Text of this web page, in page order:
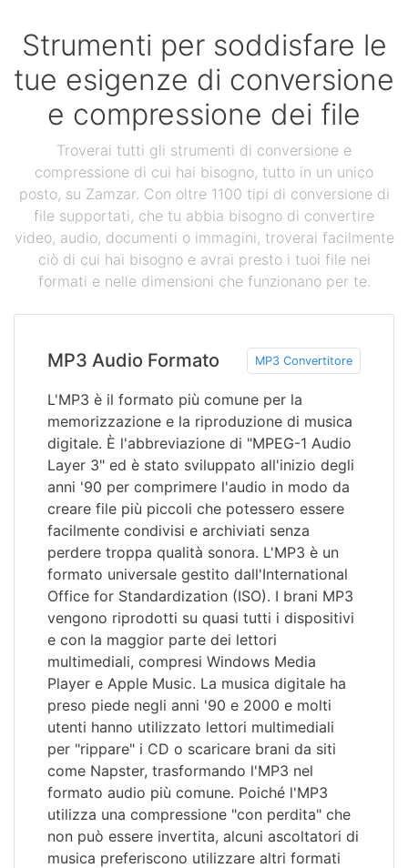
Strumenti per soddisfare le
tue esigenze di conversione
e compressione dei file
Troverai tutti gli strumenti di conversione e
compressione di cui hai bisogno, tutto in un unico
posto, su Zamzar. Con oltre 1100 tipi di conversione di
file supportati, che tu abbia bisogno di convertire
video, audio, documenti o immagini, troverai facilmente
ciò di cui hai bisogno e avrai presto i tuoi file nei
formati e nelle dimensioni che funzionano per te.
MP3 Audio Formato MP3 Convertitore
L'MP3 è il formato più comune per la
memorizzazione e la riproduzione di musica
digitale. È l'abbreviazione di "MPEG-1 Audio
Layer 3" ed è stato sviluppato all'inizio degli
anni '90 per comprimere l'audio in modo da
creare file più piccoli che potessero essere
facilmente condivisi e archiviati senza
perdere troppa qualità sonora. L'MP3 è un
formato universale gestito dall'International
Office for Standardization (ISO). I brani MP3
vengono riprodotti su quasi tutti i dispositivi
e con la maggior parte dei lettori
multimediali, compresi Windows Media
Player e Apple Music. La musica digitale ha
preso piede negli anni '90 e 2000 e molti
utenti hanno utilizzato lettori multimediali
per "rippare" i CD o scaricare brani da siti
come Napster, trasformando l'MP3 nel
formato audio più comune. Poiché l'MP3
utilizza una compressione "con perdita" che
non può essere invertita, alcuni ascoltatori di
musica preferiscono utilizzare altri formati